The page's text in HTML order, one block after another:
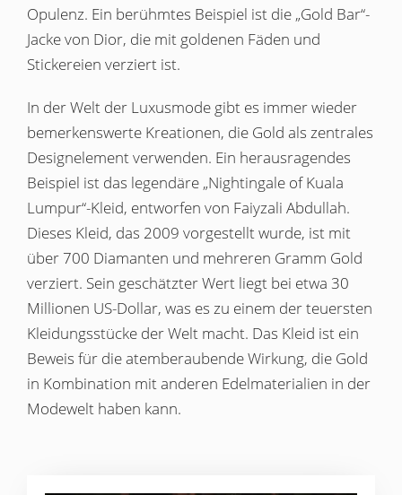
Opulenz. Ein berühmtes Beispiel ist die „Gold Bar“-
Jacke von Dior, die mit goldenen Fäden und
Stickereien verziert ist.
In der Welt der Luxusmode gibt es immer wieder
bemerkenswerte Kreationen, die Gold als zentrales
Design­element verwenden. Ein herausragendes
Beispiel ist das legendäre „Nightingale of Kuala
Lumpur“-Kleid, entworfen von Faiyzali Abdullah.
Dieses Kleid, das 2009 vorgestellt wurde, ist mit
über 700 Diamanten und mehreren Gramm Gold
verziert. Sein geschätzter Wert liegt bei etwa 30
Millionen US-Dollar, was es zu einem der teuersten
Kleidungsstücke der Welt macht. Das Kleid ist ein
Beweis für die atemberaubende Wirkung, die Gold
in Kombination mit anderen Edelmaterialien in der
Modewelt haben kann.